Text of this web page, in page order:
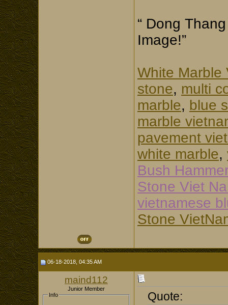
“ Dong
Image!”
White Marble
stone, multi
marble, blue
marble
pavement
white marble,
Bush
Stone Viet
vietnamese
Stone
06-18-2018, 04:35 AM
maind112
Junior Member
Info
Quote: